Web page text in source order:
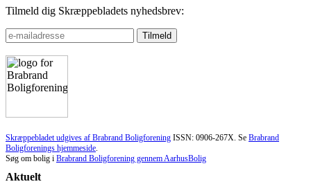
Tilmeld dig Skræppebladets nyhedsbrev:
Skræppebladet udgives af Brabrand Boligforening ISSN: 0906-267X. Se Brabrand
Boligforenings hjemmeside
Søg om bolig i Brabrand Boligforening gennem AarhusBolig
Aktuelt